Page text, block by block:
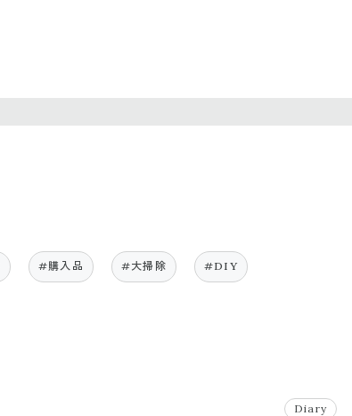
#購入品 #大掃除 #DIY
Diary